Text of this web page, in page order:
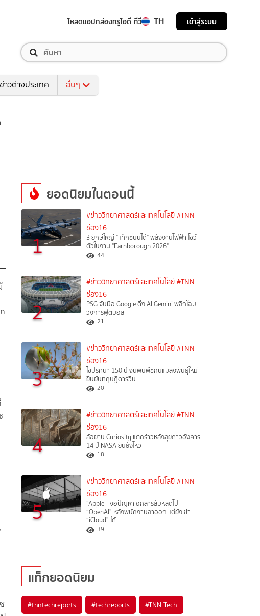
โหลดแอปกล่องทรูไอดี ทีวี TH เข้าสู่ระบบ
ข่าวต่างประเทศ อื่นๆ
ยอดนิยมในตอนนี้
1
#ข่าววิทยาศาสตร์และเทคโนโลยี #TNN
ช่อง16
3 ยักษ์ใหญ่ "แท็กซี่บินได้" พลังงานไฟฟ้า โชว์
ตัวในงาน "Farnborough 2026"
44
2
#ข่าววิทยาศาสตร์และเทคโนโลยี #TNN
ช่อง16
PSG จับมือ Google ดึง AI Gemini พลิกโฉม
วงการฟุตบอล
21
3
#ข่าววิทยาศาสตร์และเทคโนโลยี #TNN
ช่อง16
ไขปริศนา 150 ปี จีนพบพืชกินแมลงพันธุ์ใหม่
ยืนยันทฤษฎีดาร์วิน
20
4
#ข่าววิทยาศาสตร์และเทคโนโลยี #TNN
ช่อง16
ล้อยาน Curiosity แตกร้าวหลังลุยดาวอังคาร
14 ปี NASA ยันยังไหว
18
5
#ข่าววิทยาศาสตร์และเทคโนโลยี #TNN
ช่อง16
“Apple” เจอปัญหาเอกสารลับหลุดไป
“OpenAI” หลังพนักงานลาออก แต่ยังเข้า
“iCloud” ได้
39
แท็กยอดนิยม
#tnntechreports #techreports #TNN Tech